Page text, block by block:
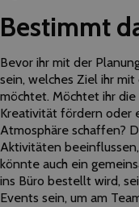
Bestimmt
Bevor ihr mit der
sein, welches Ziel ihr
möchtet. Möchtet ihr
Kreativität fördern oder
Atmosphäre schaffen?
Aktivitäten
könnte auch ein
ins Büro bestellt wird,
Events sein, um am